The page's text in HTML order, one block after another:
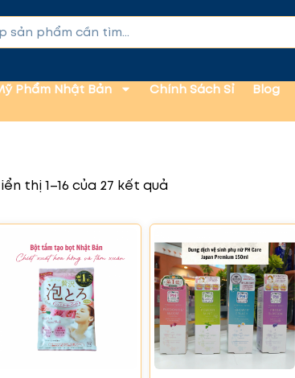
Phẩm Nhật Bản Chính Sách Sỉ Blog
thị 1–16 của 27 kết quả